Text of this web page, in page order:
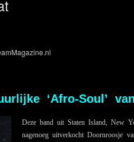
‘Afro-Soul’
Deze band uit Staten Island, New
nagenoeg uitverkocht Doornroosje